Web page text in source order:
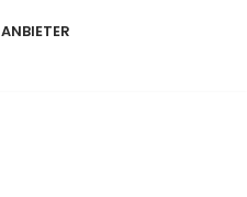
ANBIETER